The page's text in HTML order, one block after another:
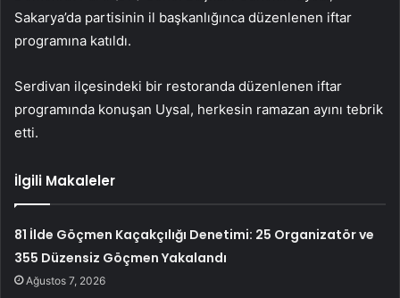
Sakarya’da partisinin il başkanlığınca düzenlenen iftar
programına katıldı.
Serdivan ilçesindeki bir restoranda düzenlenen iftar
programında konuşan Uysal, herkesin ramazan ayını tebrik
etti.
İlgili Makaleler
81 İlde Göçmen Kaçakçılığı Denetimi: 25 Organizatör ve
355 Düzensiz Göçmen Yakalandı
Ağustos 7, 2026